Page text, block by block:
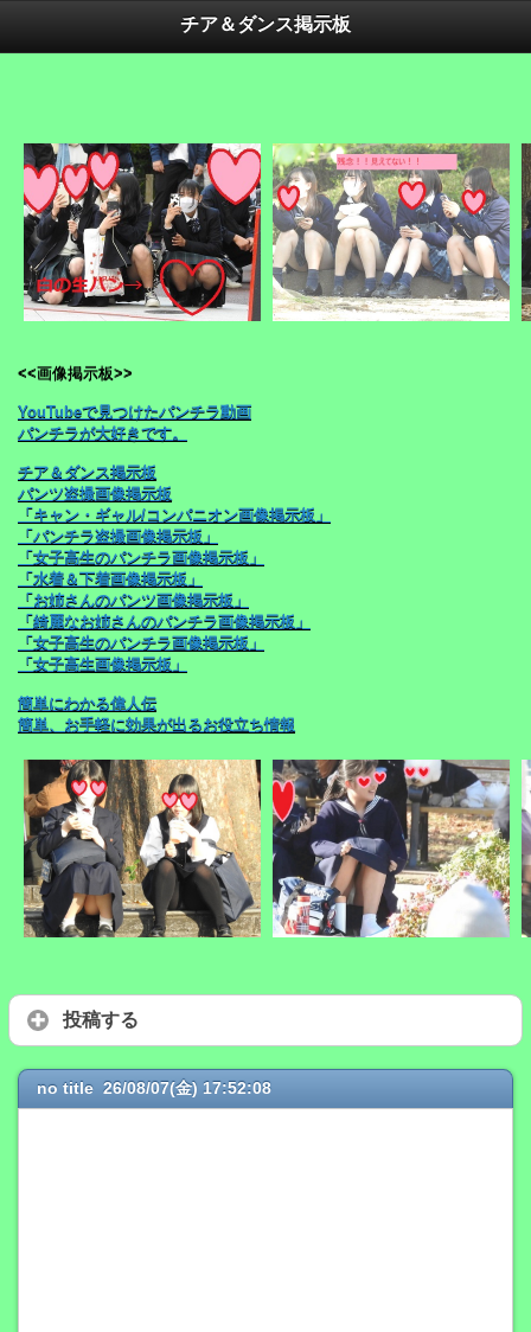
チア＆ダンス掲示板
<<画像掲示板>>
YouTubeで見つけたパンチラ動画
パンチラが大好きです。
チア＆ダンス掲示板
パンツ盗撮画像掲示板
「キャン・ギャル/コンパニオン画像掲示板」
「パンチラ盗撮画像掲示板」
「女子高生のパンチラ画像掲示板」
「水着＆下着画像掲示板」
「お姉さんのパンツ画像掲示板」
「綺麗なお姉さんのパンチラ画像掲示板」
「女子高生のパンチラ画像掲示板」
「女子高生画像掲示板」
簡単にわかる偉人伝
簡単、お手軽に効果が出るお役立ち情報
投稿する
no title 26/08/07(金) 17:52:08